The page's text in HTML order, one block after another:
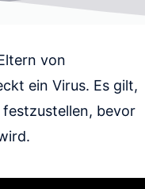
von
ein Virus. Es gilt,
bevor